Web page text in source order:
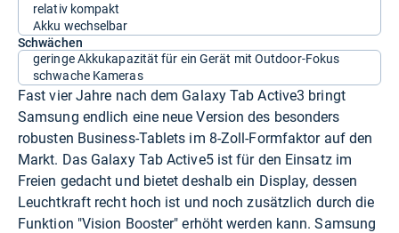
relativ kompakt
Akku wechselbar
Schwächen
geringe Akkukapazität für ein Gerät mit Outdoor-Fokus
schwache Kameras
Fast vier Jahre nach dem Galaxy Tab Active3 bringt
Samsung endlich eine neue Version des besonders
robusten Business-Tablets im 8-Zoll-Formfaktor auf den
Markt. Das Galaxy Tab Active5 ist für den Einsatz im
Freien gedacht und bietet deshalb ein Display, dessen
Leuchtkraft recht hoch ist und noch zusätzlich durch die
Funktion "Vision Booster" erhöht werden kann. Samsung